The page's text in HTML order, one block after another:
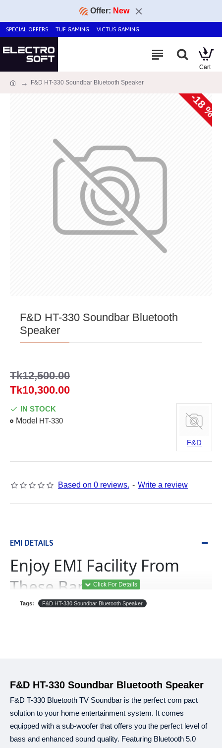
Offer: New
SPECIAL OFFERS TUF GAMING VICTUS GAMING
F&D HT-330 Soundbar Bluetooth Speaker
-18 %
F&D HT-330 Soundbar Bluetooth
Speaker
IN STOCK
Model HT-330
F&D
Based on 0 reviews. - Write a review
Tk10,300.00
Tk12,500.00
EMI DETAILS
Enjoy EMI Facility From
These Banks
ইএমআই(Equated Monthly
একটি অর্ডারের পরিমাণ ন্যূনতম৫হাজার টাকা হতে হবে,ঐ অর্ডার ভুক্ত একেকটি
কিস্তির সময়সীমা৩, ৬, ৯ এবং ১২ মাস।
০%
ক্রেডিট কার্ডের মাধ্যমে কেনার ক্ষেত্রে এই সুবিধা পাওয়া যাবে।
ইএমআই এর জন্য B‡j±ªmdU ওয়েবসাইট বা কোটেশনে উল্লিখিত শুধুমাত্র
Price"প্রযোজ্য।
Tags: F&D HT-330 Soundbar Bluetooth Speaker
F&D HT-330 Soundbar Bluetooth Speaker
F&D T-330 Bluetooth TV Soundbar is the perfect com pact
solution to your home entertainment system. It comes
equipped with a sub-woofer that offers you the perfect level of
bass and enhanced sound quality. Featuring Bluetooth 5.0